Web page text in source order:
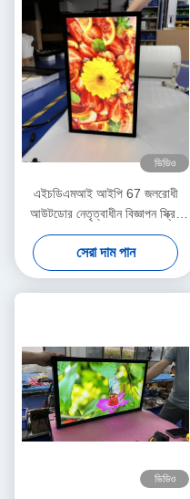
ভিডিও
এইচডিএমআই আইপি 67 জলরোধী
আউটডোর নেতৃত্বাধীন বিজ্ঞাপন স্ক্রিন
এলসিডি প্রদর্শন ইউভি সুরক্ষিত ওয়াল
মাউন্ট
সেরা দাম পান
ভিডিও